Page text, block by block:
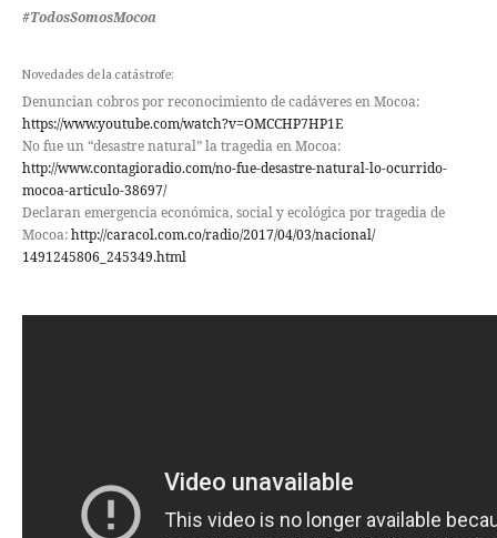
#TodosSomosMocoa
Novedades de la catástrofe:
Denuncian cobros por reconocimiento de cadáveres en Mocoa:
https://www.youtube.com/watch?v=OMCCHP7HP1E
No fue un “desastre natural” la tragedia en Mocoa:
http://www.contagioradio.com/no-fue-desastre-natural-lo-ocurrido-
mocoa-articulo-38697/
Declaran emergencia económica, social y ecológica por tragedia de
Mocoa:http://caracol.com.co/radio/2017/04/03/nacional/
1491245806_245349.html